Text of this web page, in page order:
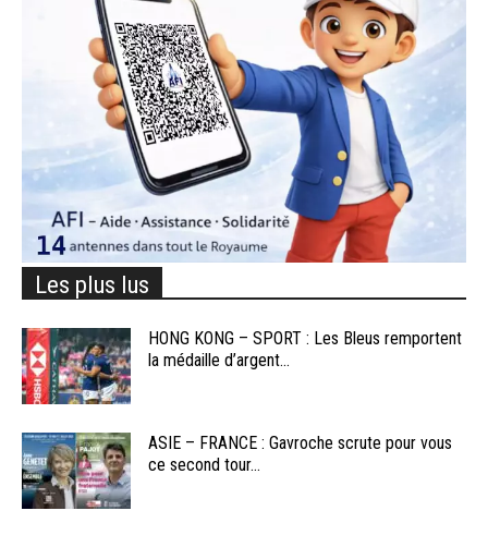
Les plus lus
HONG KONG – SPORT : Les Bleus remportent
la médaille d’argent...
ASIE – FRANCE : Gavroche scrute pour vous
ce second tour...